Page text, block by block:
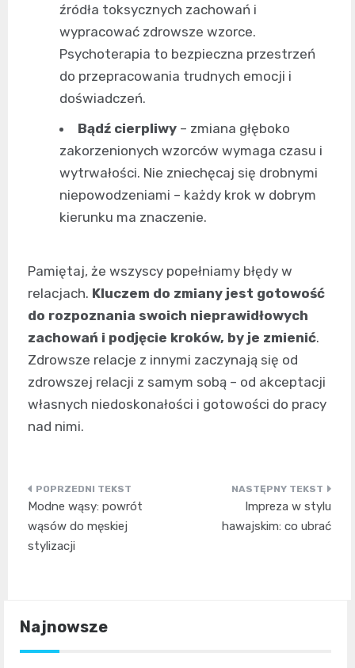
źródła toksycznych zachowań i
wypracować zdrowsze wzorce.
Psychoterapia to bezpieczna przestrzeń
do przepracowania trudnych emocji i
doświadczeń.
Bądź cierpliwy – zmiana głęboko
zakorzenionych wzorców wymaga czasu i
wytrwałości. Nie zniechęcaj się drobnymi
niepowodzeniami – każdy krok w dobrym
kierunku ma znaczenie.
Pamiętaj, że wszyscy popełniamy błędy w
relacjach. Kluczem do zmiany jest gotowość
do rozpoznania swoich nieprawidłowych
zachowań i podjęcie kroków, by je zmienić.
Zdrowsze relacje z innymi zaczynają się od
zdrowszej relacji z samym sobą – od akceptacji
własnych niedoskonałości i gotowości do pracy
nad nimi.
Nawigacja
wpisu
Modne wąsy: powrót
wąsów do męskiej
stylizacji
Impreza w stylu
hawajskim: co ubrać
Najnowsze